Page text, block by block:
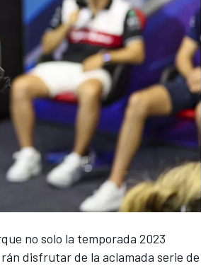
no solo la temporada 2023
disfrutar de la aclamada serie de